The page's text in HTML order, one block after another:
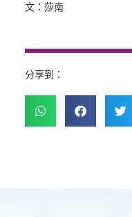
文：莎南
分享到：